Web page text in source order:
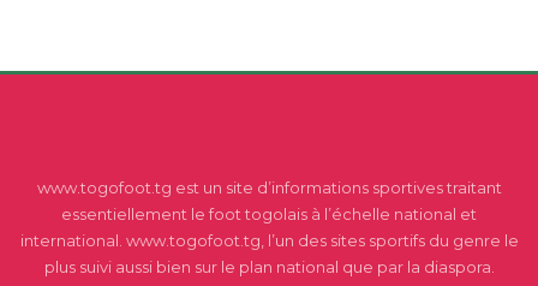
www.togofoot.tg est un site d’informations sportives traitant
essentiellement le foot togolais à l’échelle national et
international. www.togofoot.tg, l’un des sites sportifs du genre le
plus suivi aussi bien sur le plan national que par la diaspora.